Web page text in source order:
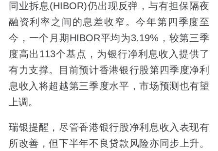
同业拆息(HIBOR)仍出现反弹，与有担保隔夜
融资利率之间的息差收窄。今年第四季度至
今，一个月期HIBOR平均为3.19%，较第三季
度高出113个基点，为银行净利息收入提供了
有力支撑。目前预计香港银行股第四季度净利
息收入将超越第三季度水平，市场预测也有望
上调。
瑞银提醒，尽管香港银行股净利息收入表现有
所改善，但下半年不良贷款风险亦同步上升。